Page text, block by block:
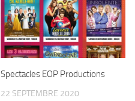
Spectacles EOP Productions
22 SEPTEMBRE 2020